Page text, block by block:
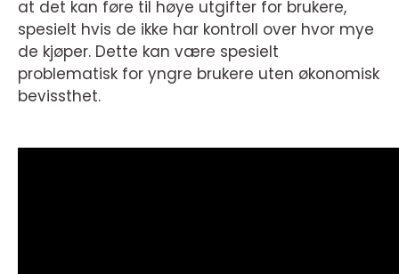
at det kan føre til høye utgifter for brukere,
spesielt hvis de ikke har kontroll over hvor mye
de kjøper. Dette kan være spesielt
problematisk for yngre brukere uten økonomisk
bevissthet.